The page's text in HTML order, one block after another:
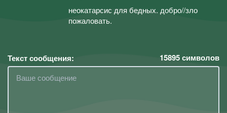
неокатарсис для бедных. добро//зло
пожаловать.
Текст сообщения: 15895символов